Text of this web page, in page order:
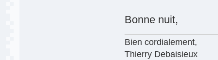
Bonne nuit,
Bien cordialement,
Thierry Debaisieux